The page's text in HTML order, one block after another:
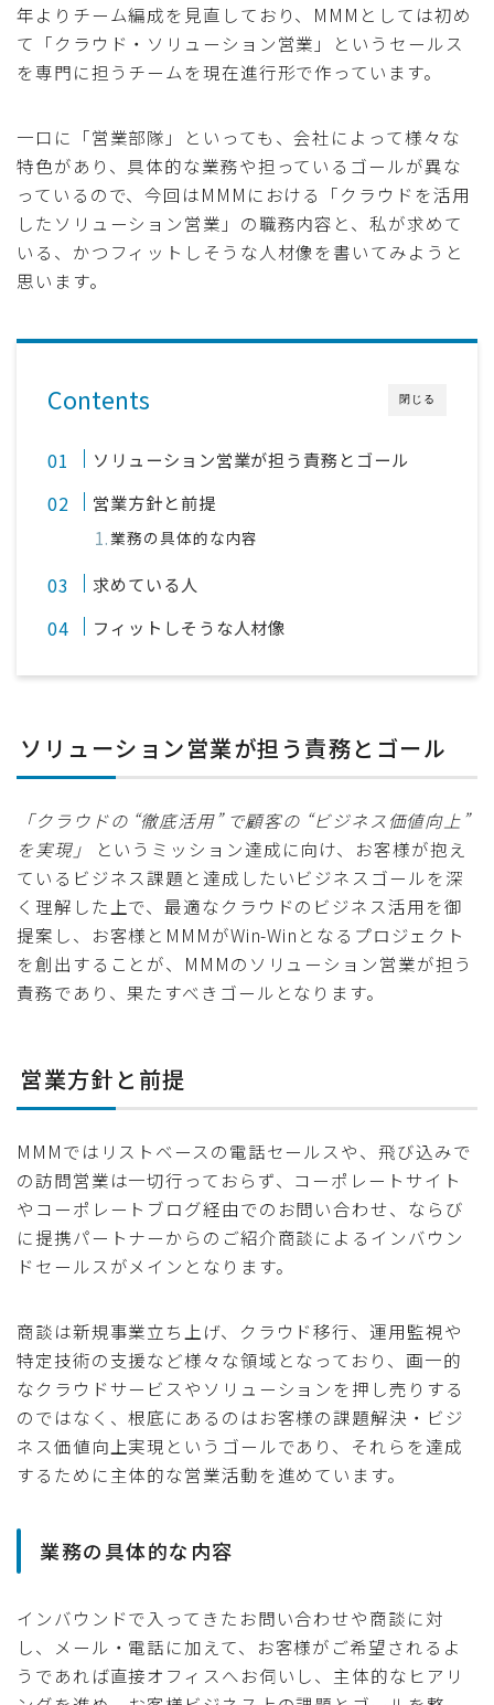
年よりチーム編成を見直しており、MMMとしては初め
て「クラウド・ソリューション営業」というセールス
を専門に担うチームを現在進行形で作っています。
一口に「営業部隊」といっても、会社によって様々な
特色があり、具体的な業務や担っているゴールが異な
っているので、今回はMMMにおける「クラウドを活用
したソリューション営業」の職務内容と、私が求めて
いる、かつフィットしそうな人材像を書いてみようと
思います。
閉じる
Contents
ソリューション営業が担う責務とゴール
営業方針と前提
業務の具体的な内容
求めている人
フィットしそうな人材像
ソリューション営業が担う責務とゴール
「クラウドの “徹底活用” で顧客の “ビジネス価値向上”
を実現」
というミッション達成に向け、お客様が抱え
ているビジネス課題と達成したいビジネスゴールを深
く理解した上で、最適なクラウドのビジネス活用を御
提案し、お客様とMMMがWin-Winとなるプロジェクト
を創出することが、MMMのソリューション営業が担う
責務であり、果たすべきゴールとなります。
営業方針と前提
MMMではリストベースの電話セールスや、飛び込みで
の訪問営業は一切行っておらず、コーポレートサイト
やコーポレートブログ経由でのお問い合わせ、ならび
に提携パートナーからのご紹介商談によるインバウン
ドセールスがメインとなります。
商談は新規事業立ち上げ、クラウド移行、運用監視や
特定技術の支援など様々な領域となっており、画一的
なクラウドサービスやソリューションを押し売りする
のではなく、根底にあるのはお客様の課題解決・ビジ
ネス価値向上実現というゴールであり、それらを達成
するために主体的な営業活動を進めています。
業務の具体的な内容
インバウンドで入ってきたお問い合わせや商談に対
し、メール・電話に加えて、お客様がご希望されるよ
うであれば直接オフィスへお伺いし、主体的なヒアリ